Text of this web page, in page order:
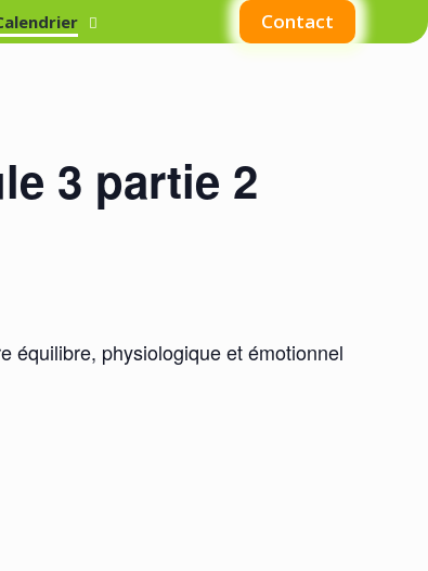
Contact
3 partie 2
équilibre, physiologique et émotionnel